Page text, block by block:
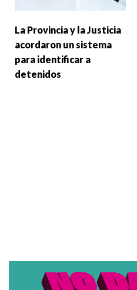
La Provincia y la Justicia
acordaron un sistema
para identificar a
detenidos